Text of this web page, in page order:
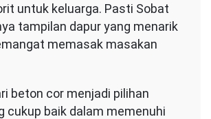
Elegan
untuk keluarga. Pasti Sobat
tampilan dapur yang menarik
memasak masakan
beton cor menjadi pilihan
cukup baik dalam memenuhi